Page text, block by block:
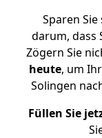
Sparen
darum, dass
Zögern Sie
heute, um
Solingen
Füllen Sie